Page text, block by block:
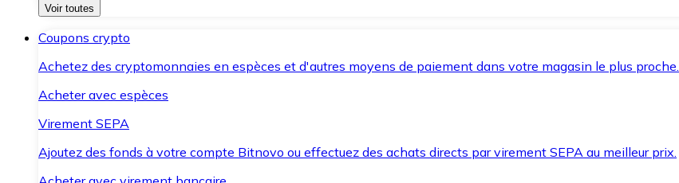
Voir toutes
Coupons crypto
Achetez des cryptomonnaies en espèces et d'autres moyens de paiement dans votre magasin le plus proche.
Acheter avec espèces
Virement SEPA
Ajoutez des fonds à votre compte Bitnovo ou effectuez des achats directs par virement SEPA au meilleur prix.